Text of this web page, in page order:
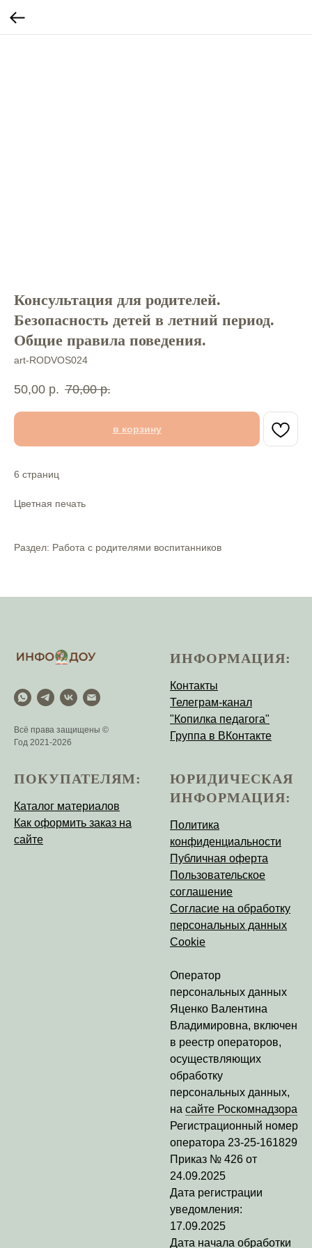
Консультация для родителей.
Безопасность детей в летний период.
Общие правила поведения.⠀⠀
art-RODVOS024
50,00 р. 70,00 р.
в корзину
6 страниц⠀
Цветная печать
Раздел: Работа с родителями воспитанников
Всё права защищены ©
Год 2021-2026
ИНФОРМАЦИЯ:
Контакты
Телеграм-канал
"Копилка педагога"
Группа в ВКонтакте
ПОКУПАТЕЛЯМ:
Каталог материалов
Как оформить заказ на
сайте
ЮРИДИЧЕСКАЯ
ИНФОРМАЦИЯ:
Политика
конфиденциальности
Публичная оферта
Пользовательское
соглашение
Согласие на обработку
персональных данных
Cookie
Оператор
персональных данных
Яценко Валентина
Владимировна, включен
в реестр операторов,
осуществляющих
обработку
персональных данных,
на сайте Роскомнадзора
Регистрационный номер
оператора 23-25-161829
Приказ № 426 от
24.09.2025
Дата регистрации
уведомления:
17.09.2025
Дата начала обработки